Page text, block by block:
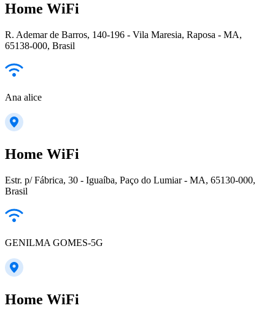
Home WiFi
R. Ademar de Barros, 140-196 - Vila Maresia, Raposa - MA,
65138-000, Brasil
Ana alice
Home WiFi
Estr. p/ Fábrica, 30 - Iguaíba, Paço do Lumiar - MA, 65130-000,
Brasil
GENILMA GOMES-5G
Home WiFi